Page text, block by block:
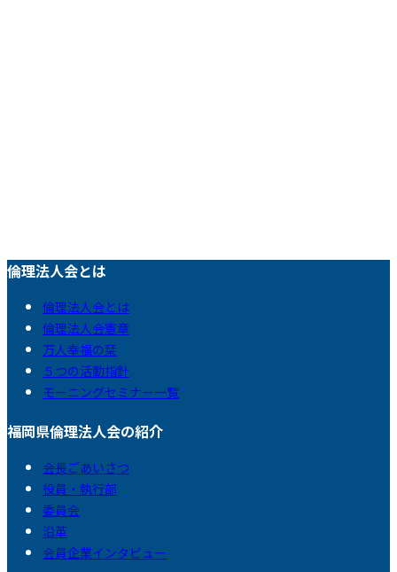
倫理法人会とは
倫理法人会とは
倫理法人会憲章
万人幸福の栞
５つの活動指針
モーニングセミナー一覧
福岡県倫理法人会の紹介
会長ごあいさつ
役員・執行部
委員会
沿革
会員企業インタビュー